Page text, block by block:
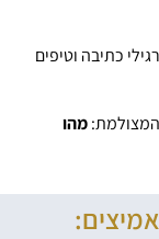
כתיבה וטיפים
המצולמת:מהו